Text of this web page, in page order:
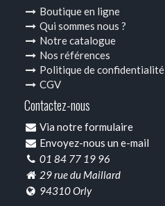
Boutique en ligne
Qui sommes nous ?
Notre catalogue
Nos références
Politique de confidentialité
CGV
Contactez-nous
Via notre formulaire
Envoyez-nous un e-mail
01 84 77 19 96
29 rue du Maillard
94310 Orly